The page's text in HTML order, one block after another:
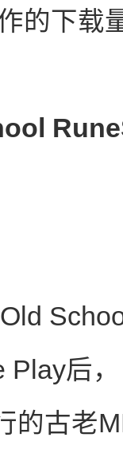
的下载
Play后
的古老